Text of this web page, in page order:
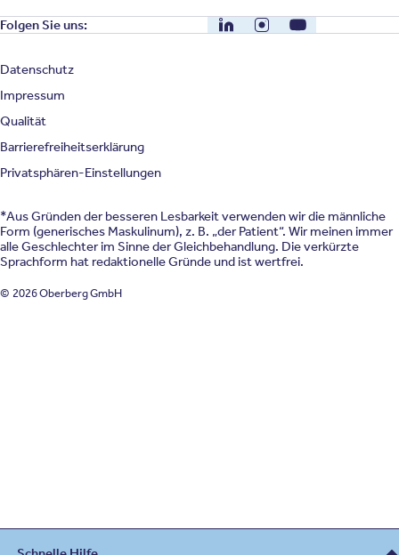
Folgen Sie uns: LinkedIn InstagramYouTube
Datenschutz
Impressum
Qualität
Barrierefreiheitserklärung
Privatsphären-Einstellungen
*Aus Gründen der besseren Lesbarkeit verwenden wir die männliche
Form (generisches Maskulinum), z. B. „der Patient“. Wir meinen immer
alle Geschlechter im Sinne der Gleichbehandlung. Die verkürzte
Sprachform hat redaktionelle Gründe und ist wertfrei.
© 2026 Oberberg GmbH